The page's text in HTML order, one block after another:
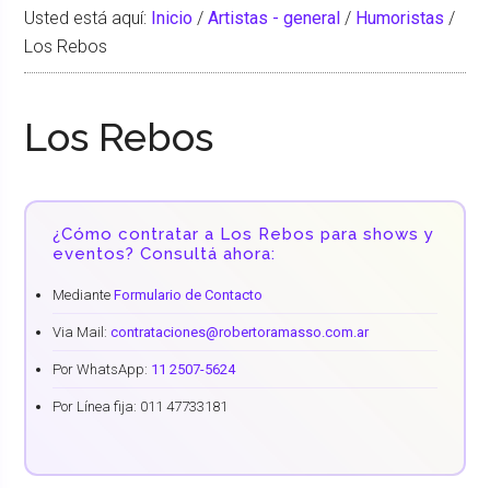
Usted está aquí: Inicio / Artistas - general / Humoristas /
Los Rebos
Los Rebos
¿Cómo contratar a Los Rebos para shows y
eventos? Consultá ahora:
Mediante Formulario de Contacto
Via Mail: contrataciones@robertoramasso.com.ar
Por WhatsApp: 11 2507-5624
Por Línea fija: 011 47733181